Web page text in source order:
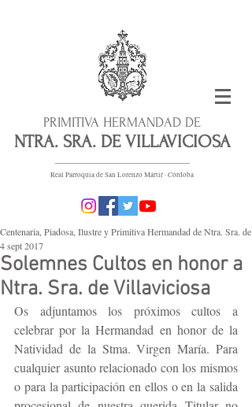
PRIMITIVA HERMANDAD DE
NTRA. SRA. DE VILLAVICIOSA
Real Parroquia de San Lorenzo Mártir · Córdoba
Solemnes Cultos en honor a
Ntra. Sra. de Villaviciosa
Centenaria, Piadosa, Ilustre y Primitiva Hermandad de Ntra. Sra.
4 sept 2017
Os adjuntamos los próximos cultos a
celebrar por la Hermandad en honor de la
Natividad de la Stma. Virgen María. Para
cualquier asunto relacionado con los mismos
o para la participación en ellos o en la salida